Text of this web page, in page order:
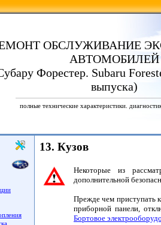
ОБСЛУЖИВАНИЕ
АВТОМОБИЛЕЙ
Форестер. Subaru
выпуска)
полные технические характеристики.
13. Кузов
Некоторые из
дополнительной
Прежде чем приступать
приборной панели,
Бортовое